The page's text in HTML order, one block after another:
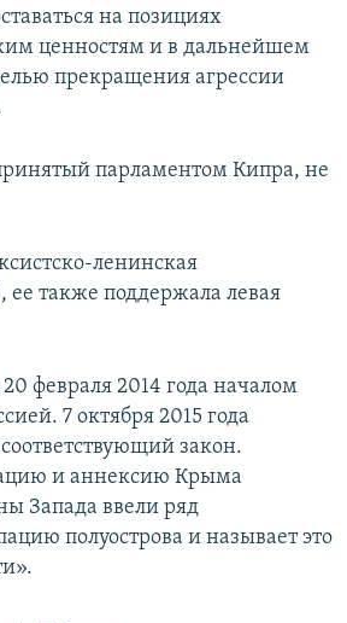
на позициях
ценностям и в дальнейшем
прекращения агрессии
парламентом Кипра, не
ленинская
ее также поддержала левая
февраля 2014 года началом
7 октября 2015 года
закон.
и аннексию Крыма
Запада ввели ряд
полуострова и называет это